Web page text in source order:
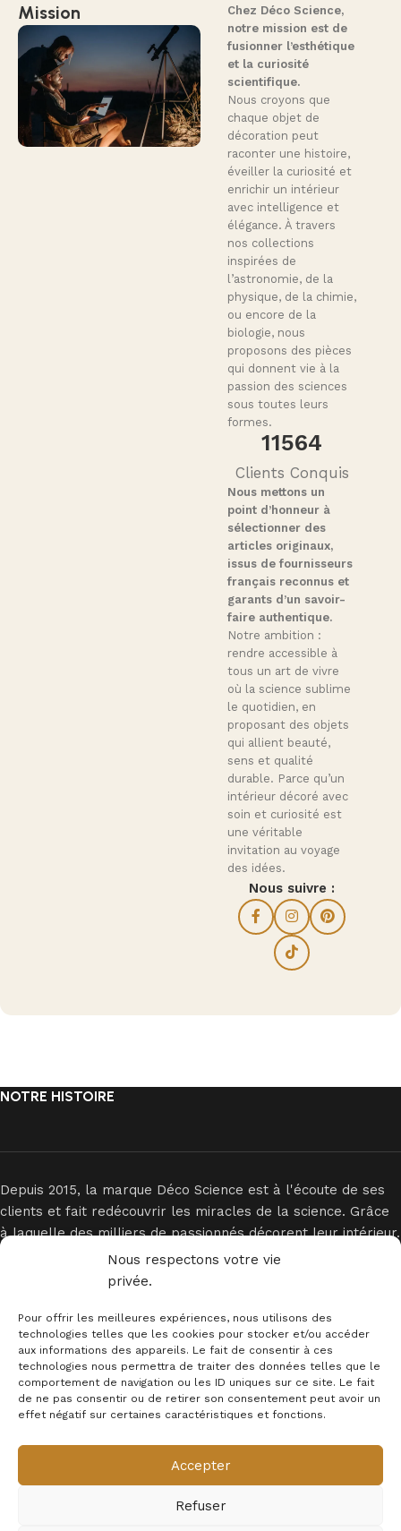
Nous respectons votre vie
privée.
Pour offrir les meilleures expériences, nous utilisons des
technologies telles que les cookies pour stocker et/ou accéder
aux informations des appareils. Le fait de consentir à ces
technologies nous permettra de traiter des données telles que le
comportement de navigation ou les ID uniques sur ce site. Le fait
de ne pas consentir ou de retirer son consentement peut avoir un
effet négatif sur certaines caractéristiques et fonctions.
Accepter
Refuser
Mission
Chez Déco Science,
notre mission est de
fusionner l’esthétique
et la curiosité
scientifique.
Nous croyons que
chaque objet de
décoration peut
raconter une histoire,
éveiller la curiosité et
enrichir un intérieur
avec intelligence et
élégance. À travers
nos collections
inspirées de
l’astronomie, de la
physique, de la chimie,
ou encore de la
biologie, nous
proposons des pièces
qui donnent vie à la
passion des sciences
sous toutes leurs
formes.
11564
Clients Conquis
Nous mettons un
point d’honneur à
sélectionner des
articles originaux,
issus de fournisseurs
français reconnus et
garants d’un savoir-
faire authentique.
Notre ambition :
rendre accessible à
tous un art de vivre
où la science sublime
le quotidien, en
proposant des objets
qui allient beauté,
sens et qualité
durable. Parce qu’un
intérieur décoré avec
soin et curiosité est
une véritable
invitation au voyage
des idées.
Nous suivre :
NOTRE HISTOIRE
Depuis 2015, la marque Déco Science est à l'écoute de ses
clients et fait redécouvrir les miracles de la science. Grâce
à laquelle des milliers de passionnés décorent leur intérieur.
INFORMATIONS
MENTION LEGALES
Newsletter
© 2025 - Déco Science